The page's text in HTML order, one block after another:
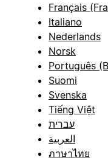
Français
Italiano
Nederlands
Norsk
Português
Suomi
Svenska
Tiếng Việt
עברית
العربية
ภาษาไทย